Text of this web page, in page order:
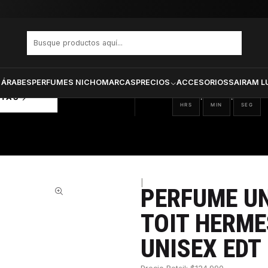
PERFUMES NICHOMARCASPRECIOS ACCESORIOSSAIRAM
SUR LE TOIT HERMES RECARGABLE UNISEX EDT 100 ML
14
HRS
: 54
MIN
: 14
SEG
PERFUME
TOIT
UNISEX